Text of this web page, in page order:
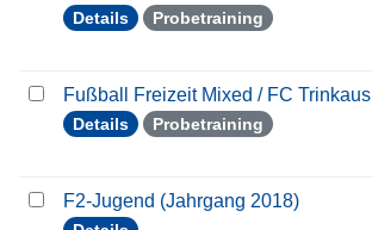
Details Probetraining
Fußball Freizeit Mixed / FC Trinkaus
Details Probetraining
F2-Jugend (Jahrgang 2018)